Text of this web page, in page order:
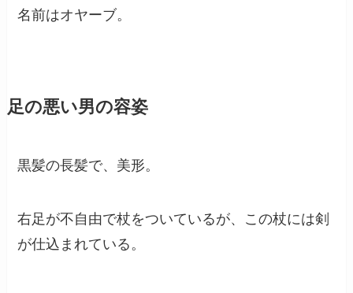
名前はオヤーブ。
足の悪い男の容姿
黒髪の長髪で、美形。
右足が不自由で杖をついているが、この杖には剣
が仕込まれている。